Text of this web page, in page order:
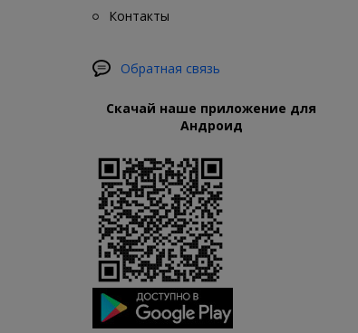
Контакты
Обратная связь
Скачай наше приложение для
Андроид